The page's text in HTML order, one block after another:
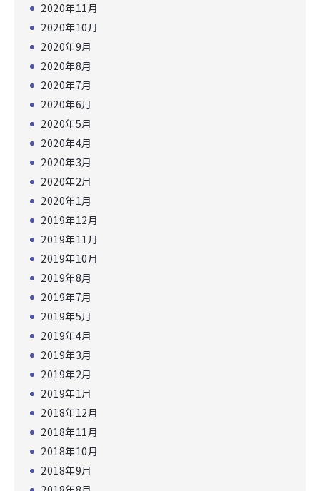
2020年11月
2020年10月
2020年9月
2020年8月
2020年7月
2020年6月
2020年5月
2020年4月
2020年3月
2020年2月
2020年1月
2019年12月
2019年11月
2019年10月
2019年8月
2019年7月
2019年5月
2019年4月
2019年3月
2019年2月
2019年1月
2018年12月
2018年11月
2018年10月
2018年9月